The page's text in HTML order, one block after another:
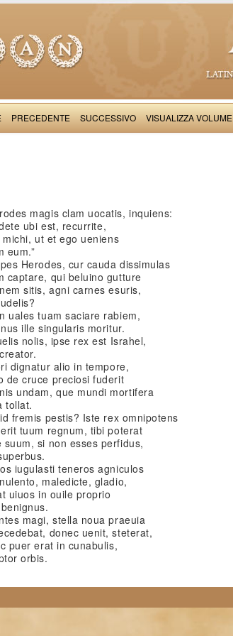
PRECEDENTE SUCCESSIVO VISUALIZZA VOLUME
magis clam uocatis, inquiens:
ubi est, recurrite,
ut et ego ueniens
eum.”
Herodes, cur cauda dissimulas
captare, qui beluino gutture
sitis, agni carnes esuris,
uales tuam saciare rabiem,
ille singularis moritur.
nolis, ipse rex est Israhel,
dignatur alio in tempore,
de cruce preciosi fuderit
undam, que mundi mortifera
tollat.
fremis pestis? Iste rex omnipotens
tuum regnum, tibi poterat
suum, si non esses perfidus,
iugulasti teneros agniculos
maledicte, gladio,
uiuos in ouile proprio
magi, stella noua praeuia
donec uenit, steterat,
puer erat in cunabulis,
orbis.